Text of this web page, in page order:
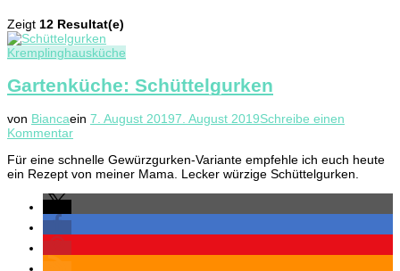
Zeigt 12 Resultat(e)
Kremplinghausküche
Gartenküche: Schüttelgurken
von Biancaein 7. August 20197. August 2019Schreibe einen
Kommentarzu
Schüttelgurken
Für eine schnelle Gewürzgurken-Variante empfehle ich euch heute
ein Rezept von meiner Mama. Lecker würzige Schüttelgurken.